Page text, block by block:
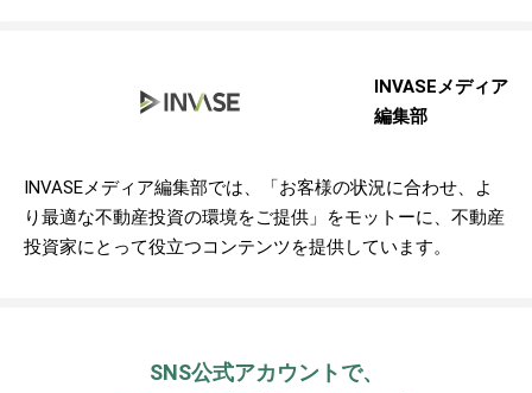
INVASEメディア
編集部
INVASEメディア編集部では、「お客様の状況に合わせ、よ
り最適な不動産投資の環境をご提供」をモットーに、不動産
投資家にとって役立つコンテンツを提供しています。
SNS公式アカウントで、